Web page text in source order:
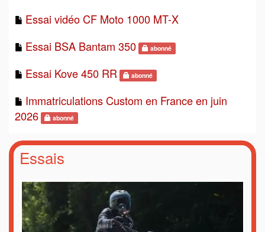
Essai vidéo CF Moto 1000 MT-X
Essai BSA Bantam 350
abonné
Essai Kove 450 RR abonné
Immatriculations Custom en France en juin
2026
abonné
Essais